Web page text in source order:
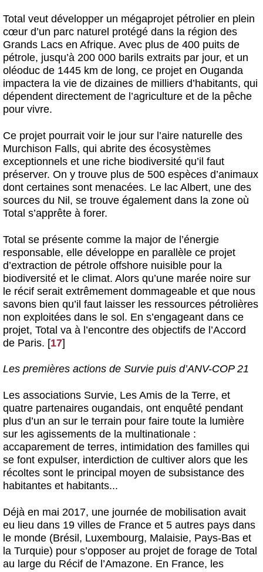
Total veut développer un mégaprojet pétrolier en plein
cœur d’un parc naturel protégé dans la région des
Grands Lacs en Afrique. Avec plus de 400 puits de
pétrole, jusqu’à 200 000 barils extraits par jour, et un
oléoduc de 1445 km de long, ce projet en Ouganda
impactera la vie de dizaines de milliers d’habitants, qui
dépendent directement de l’agriculture et de la pêche
pour vivre.
Ce projet pourrait voir le jour sur l’aire naturelle des
Murchison Falls, qui abrite des écosystèmes
exceptionnels et une riche biodiversité qu’il faut
préserver. On y trouve plus de 500 espèces d’animaux
dont certaines sont menacées. Le lac Albert, une des
sources du Nil, se trouve également dans la zone où
Total s’apprête à forer.
Total se présente comme la major de l’énergie
responsable, elle développe en parallèle ce projet
d’extraction de pétrole offshore nuisible pour la
biodiversité et le climat. Alors qu’une marée noire sur
le récif serait extrêmement dommageable et que nous
savons bien qu’il faut laisser les ressources pétrolières
non exploitées dans le sol. En s’engageant dans ce
projet, Total va à l’encontre des objectifs de l’Accord
de Paris. [17]
Les premières actions de Survie puis d’ANV-COP 21
Les associations Survie, Les Amis de la Terre, et
quatre partenaires ougandais, ont enquêté pendant
plus d’un an sur le terrain pour faire toute la lumière
sur les agissements de la multinationale :
accaparement de terres, intimidation des familles qui
se font expulser, interdiction de cultiver alors que les
récoltes sont le principal moyen de subsistance des
habitantes et habitants...
Déjà en mai 2017, une journée de mobilisation avait
eu lieu dans 19 villes de France et 5 autres pays dans
le monde (Brésil, Luxembourg, Malaisie, Pays-Bas et
la Turquie) pour s’opposer au projet de forage de Total
au large du Récif de l’Amazone. En France, les